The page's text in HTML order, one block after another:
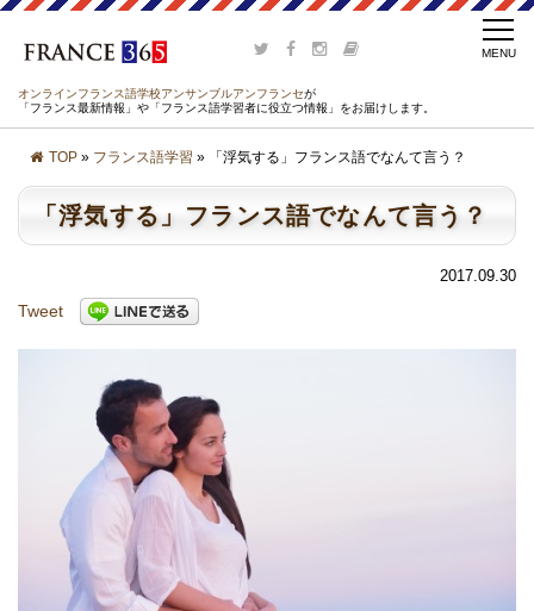
オンラインフランス語学校アンサンブルアンフランセが
「フランス最新情報」や「フランス語学習者に役立つ情報」をお届けします。
TOP » フランス語学習 » 「浮気する」フランス語でなんて言う？
「浮気する」フランス語でなんて言う？
2017.09.30
Tweet